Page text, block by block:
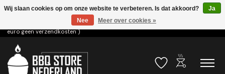
Voor 15.00u besteld dezelfde dag verzonden! ( 6,95 verzendkosten, vanaf 75
euro geen verzendkosten )
Verlanglijst
outdoor_grill
Wij slaan cookies op om onze website te verbeteren. Is dat akkoord?
Ja
Nee
Meer over cookies »